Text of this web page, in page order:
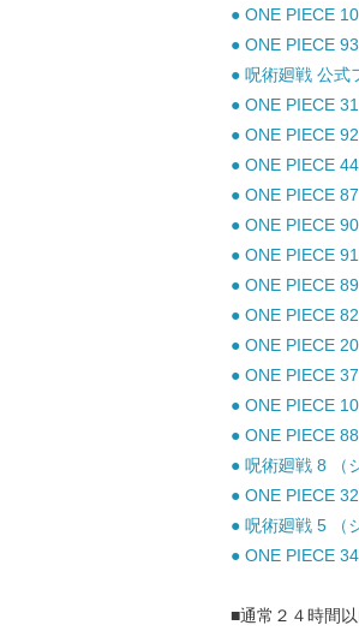
● ONE PIECE
● ONE PIECE
● 呪術廻戦 公式
● ONE PIECE
● ONE PIECE
● ONE PIECE
● ONE PIECE
● ONE PIECE
● ONE PIECE
● ONE PIECE
● ONE PIECE
● ONE PIECE
● ONE PIECE
● ONE PIECE
● ONE PIECE
● 呪術廻戦 8 （
● ONE PIECE
● 呪術廻戦 5 （
● ONE PIECE
■通常２４時間以